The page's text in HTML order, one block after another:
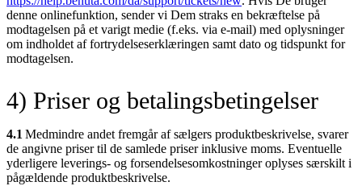
denne onlinefunktion, sender vi Dem straks en bekræftelse på
modtagelsen på et varigt medie (f.eks. via e-mail) med oplysninger
om indholdet af fortrydelseserklæringen samt dato og tidspunkt for
modtagelsen.
4) Priser og betalingsbetingelser
4.1 Medmindre andet fremgår af sælgers produktbeskrivelse, svarer
de angivne priser til de samlede priser inklusive moms. Eventuelle
yderligere leverings- og forsendelsesomkostninger oplyses særskilt i
pågældende produktbeskrivelse.